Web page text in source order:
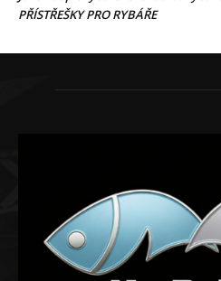
PŘÍSTŘEŠKY PRO RYBÁŘE